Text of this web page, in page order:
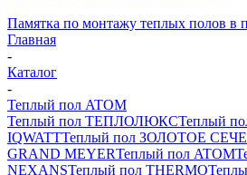
Памятка по монтажу теплых полов в
Главная
-
Каталог
-
Теплый пол ATOM
Теплый пол ТЕПЛОЛЮКСТеплый
IQWATTТеплый пол ЗОЛОТОЕ
GRAND MEYERТеплый пол ATOM
NEXANSТеплый пол THERMO